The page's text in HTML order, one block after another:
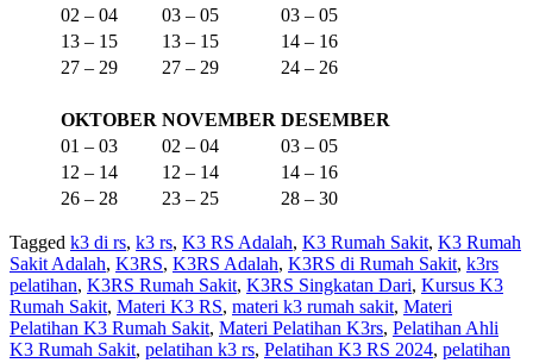
02 – 04
03 – 05
03 – 05
13 – 15
13 – 15
14 – 16
27 – 29
27 – 29 24 – 26
OKTOBER NOVEMBER DESEMBER
01 – 03
02 – 04
03 – 05
12 – 14
12 – 14
14 – 16
26 – 28
23 – 25 28 – 30
Tagged k3 di rs, k3 rs, K3 RS Adalah, K3 Rumah Sakit, K3 Rumah
Sakit Adalah, K3RS, K3RS Adalah, K3RS di Rumah Sakit, k3rs
pelatihan, K3RS Rumah Sakit, K3RS Singkatan Dari, Kursus K3
Rumah Sakit, Materi K3 RS, materi k3 rumah sakit, Materi
Pelatihan K3 Rumah Sakit, Materi Pelatihan K3rs, Pelatihan Ahli
K3 Rumah Sakit, pelatihan k3 rs, Pelatihan K3 RS 2024, pelatihan